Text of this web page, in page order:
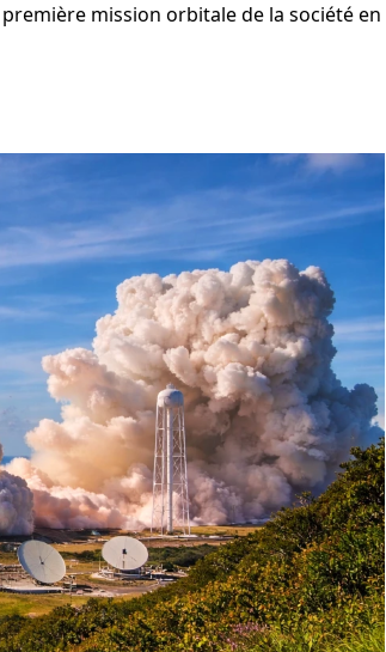
mission orbitale de la société en